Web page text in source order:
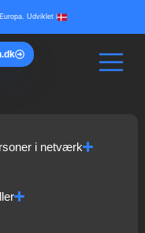
Udviklet i
i netværk